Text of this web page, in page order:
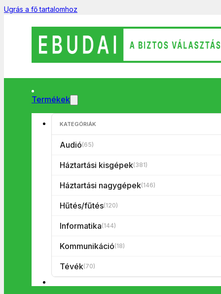
Ugrás a fő tartalomhoz
Termékek
KATEGÓRIÁK
Audió(65)
Háztartási kisgépek(381)
Háztartási nagygépek(146)
Hűtés/fűtés(120)
Informatika(144)
Kommunikáció(18)
Tévék(70)
Főoldal/Audió/Fülhallgató/fejhallgató/BTEP2000/PI